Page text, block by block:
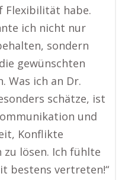
Flexibilität habe.
ich nicht nur
sondern
gewünschten
Was ich an Dr.
schätze, ist
und
Konflikte
lösen. Ich fühlte
bestens vertreten!“